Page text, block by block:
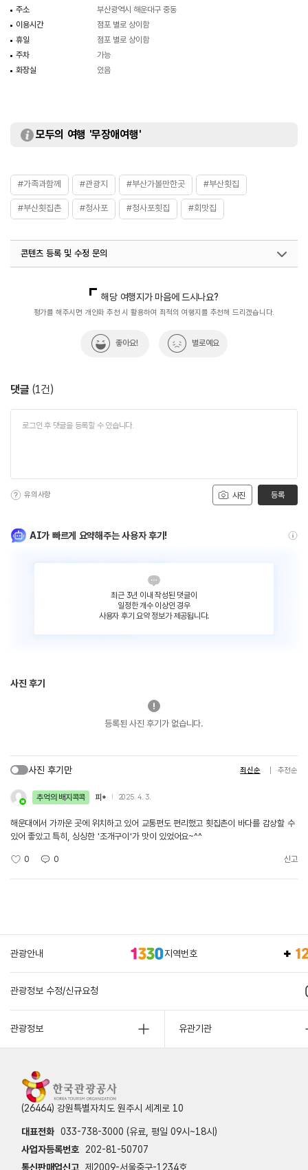
주소
부산광역시 해운대구 중동
이용시간
점포 별로 상이함
휴일
점포 별로 상이함
주차
가능
화장실
있음
모두의 여행 '무장애여행'
#가족과함께 #관광지 #부산가볼만한곳 #부산횟집
#부산횟집촌 #청사포 #청사포횟집 #회맛집
콘텐츠 등록 및 수정 문의
해당 여행지가 마음에 드시나요?
평가를 해주시면 개인화 추천 시 활용하여 최적의 여행지를 추천해 드리겠습니다.
좋아요! 별로예요
댓글 (1건)
사진
유의사항 등록
AI가 빠르게 요약해주는 사용자 후기!
최근 3년 이내 작성된 댓글이
일정한 개수 이상인 경우
사용자 후기 요약 정보가 제공됩니다.
사진 후기
등록된 사진 후기가 없습니다.
사진 후기만 최신순 추천순
추억의 배지콕콕 피* 2025. 4. 3.
해운대에서 가까운 곳에 위치하고 있어 교통편도 편리했고 횟집촌이 바다를 감상할 수
있어 좋았고 특히, 싱싱한 '조개구이'가 맛이 있었어요~^^
0 0 신고
관광안내 지역번호
관광정보 수정/신규요청
관광정보 유관기관
(26464) 강원특별자치도 원주시 세계로 10
대표전화 033-738-3000 (유료, 평일 09시~18시)
사업자등록번호
202-81-50707
통신판매업신고 제2009-서울중구-1234호